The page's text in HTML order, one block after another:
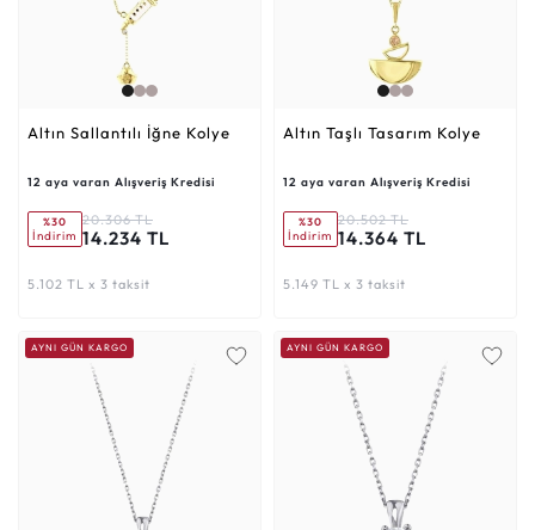
Altın Sallantılı İğne Kolye
12 aya varan Alışveriş Kredisi
%30
İndirim
20.306 TL
14.234 TL
5.102 TL x 3 taksit
Altın Taşlı Tasarım Kolye
12 aya varan Alışveriş Kredisi
%30
İndirim
20.502 TL
14.364 TL
5.149 TL x 3 taksit
AYNI GÜN KARGO AYNI GÜN KARGO